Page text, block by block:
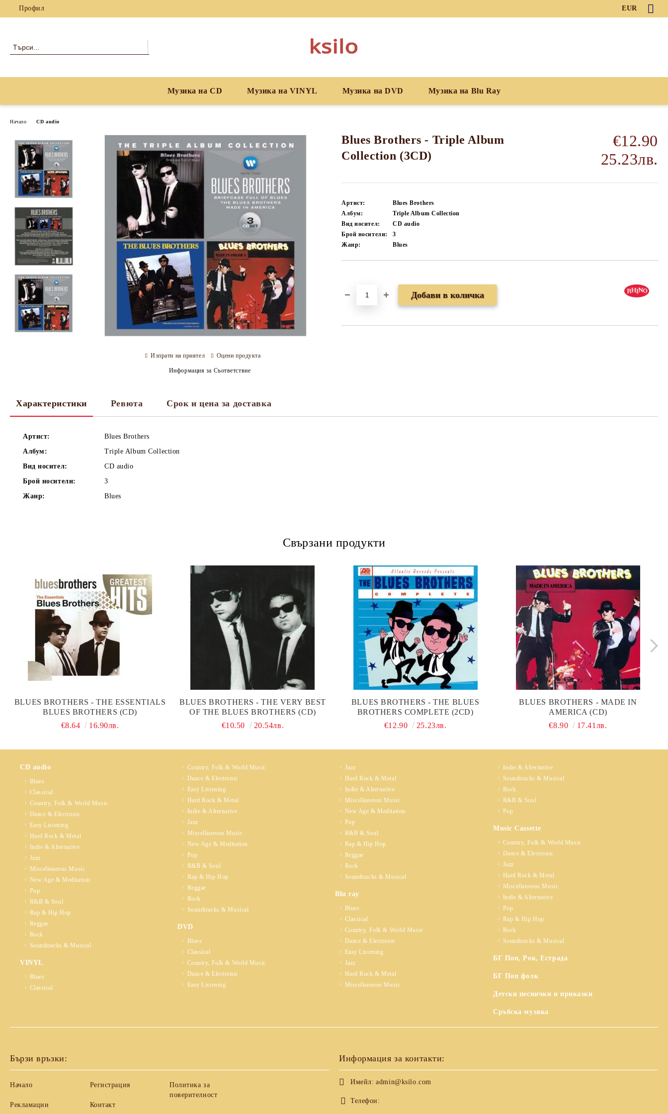
Профил EUR
Музика на CD Музика на VINYL Музика на DVD Музика на Blu Ray
Начало CD audio
Blues Brothers - Triple Album
Collection (3CD)
€12.90
25.23лв.
Артист:
Blues Brothers
Албум:
Triple Album Collection
Вид носител:
CD audio
Брой носители:
3
Жанр:
Blues
Изпрати на приятел Оцени продукта
Информация за Съответствие
Характеристики Ревюта Срок и цена за доставка
Артист:
Blues Brothers
Албум:
Triple Album Collection
Вид носител:
CD audio
Брой носители:
3
Жанр:
Blues
Свързани продукти
BLUES BROTHERS - THE ESSENTIALS
BLUES BROTHERS (CD)
€8.64
16.90лв.
BLUES BROTHERS - THE VERY BEST
OF THE BLUES BROTHERS (CD)
€10.50
20.54лв.
BLUES BROTHERS - THE BLUES
BROTHERS COMPLETE (2CD)
€12.90
25.23лв.
BLUES BROTHERS - MADE IN
AMERICA (CD)
€8.90
17.41лв.
CD audio
Blues
Classical
Country, Folk & World Music
Dance & Electronic
Easy Listening
Hard Rock & Metal
Indie & Alternative
Jazz
Miscellaneous Music
New Age & Meditation
Pop
R&B & Soul
Rap & Hip Hop
Reggae
Rock
Soundtracks & Musical
VINYL
Blues
Classical
Country, Folk & World Music
Dance & Electronic
Easy Listening
Hard Rock & Metal
Indie & Alternative
Jazz
Miscellaneous Music
New Age & Meditation
Pop
R&B & Soul
Rap & Hip Hop
Reggae
Rock
Soundtracks & Musical
DVD
Blues
Classical
Country, Folk & World Music
Dance & Electronic
Easy Listening
Jazz
Hard Rock & Metal
Indie & Alternative
Miscellaneous Music
New Age & Meditation
Pop
R&B & Soul
Rap & Hip Hop
Reggae
Rock
Soundtracks & Musical
Blu ray
Blues
Classical
Country, Folk & World Music
Dance & Electronic
Easy Listening
Jazz
Hard Rock & Metal
Miscellaneous Music
Indie & Alternative
Soundtracks & Musical
Rock
R&B & Soul
Pop
Music Cassette
Country, Folk & World Music
Dance & Electronic
Jazz
Hard Rock & Metal
Miscellaneous Music
Indie & Alternative
Pop
Rap & Hip Hop
Rock
Soundtracks & Musical
БГ Поп, Рок, Естрада
БГ Поп фолк
Детски песнички и приказки
Сръбска музика
Бързи връзки:
Начало
Рекламации
Регистрация
Контакт
Политика за
поверителност
Информация за контакти:
Имейл: admin@ksilo.com
Телефон: